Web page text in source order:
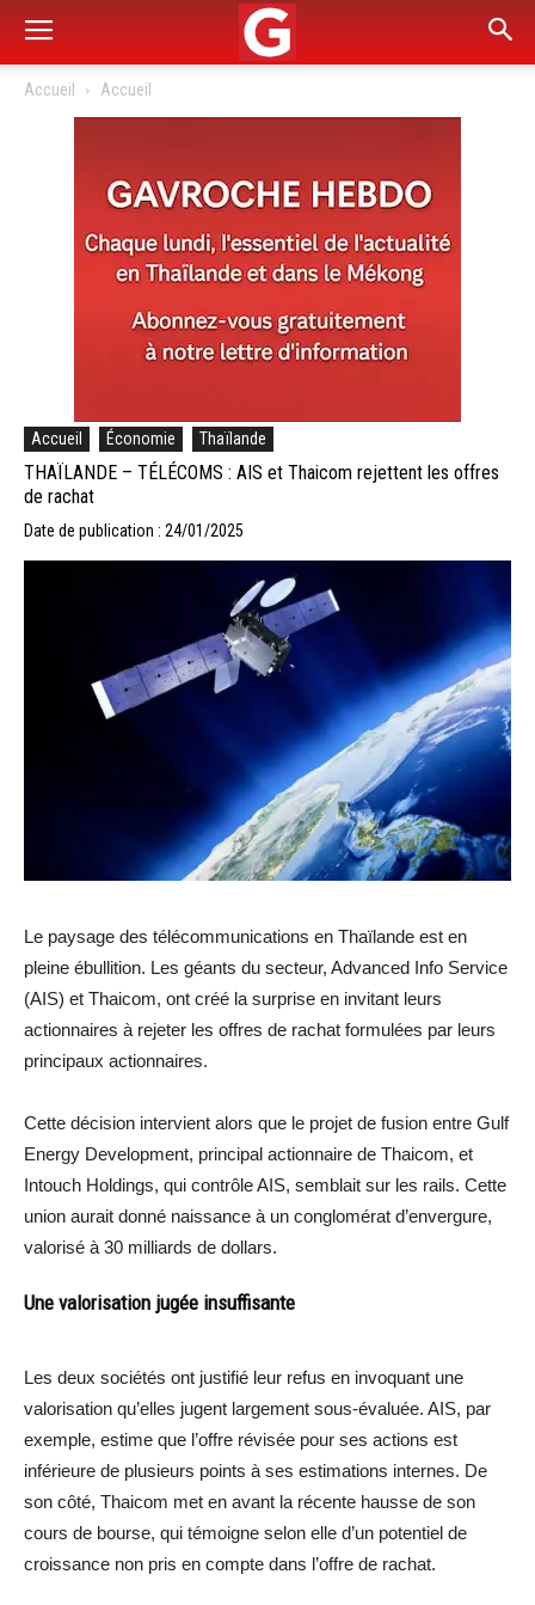
Accueil Accueil
Accueil Économie Thaïlande
THAÏLANDE – TÉLÉCOMS : AIS et Thaicom rejettent les offres
de rachat
Date de publication : 24/01/2025
Le paysage des télécommunications en Thaïlande est en
pleine ébullition. Les géants du secteur, Advanced Info Service
(AIS) et Thaicom, ont créé la surprise en invitant leurs
actionnaires à rejeter les offres de rachat formulées par leurs
principaux actionnaires.
Cette décision intervient alors que le projet de fusion entre Gulf
Energy Development, principal actionnaire de Thaicom, et
Intouch Holdings, qui contrôle AIS, semblait sur les rails. Cette
union aurait donné naissance à un conglomérat d’envergure,
valorisé à 30 milliards de dollars.
Une valorisation jugée insuffisante
Les deux sociétés ont justifié leur refus en invoquant une
valorisation qu’elles jugent largement sous-évaluée. AIS, par
exemple, estime que l’offre révisée pour ses actions est
inférieure de plusieurs points à ses estimations internes. De
son côté, Thaicom met en avant la récente hausse de son
cours de bourse, qui témoigne selon elle d’un potentiel de
croissance non pris en compte dans l’offre de rachat.